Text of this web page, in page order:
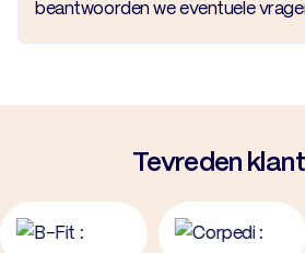
beantwoorden we eventuele
Tevreden